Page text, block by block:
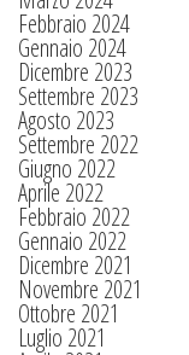
Febbraio 2024
Gennaio 2024
Dicembre 2023
Settembre 2023
Agosto 2023
Settembre 2022
Giugno 2022
Aprile 2022
Febbraio 2022
Gennaio 2022
Dicembre 2021
Novembre 2021
Ottobre 2021
Luglio 2021